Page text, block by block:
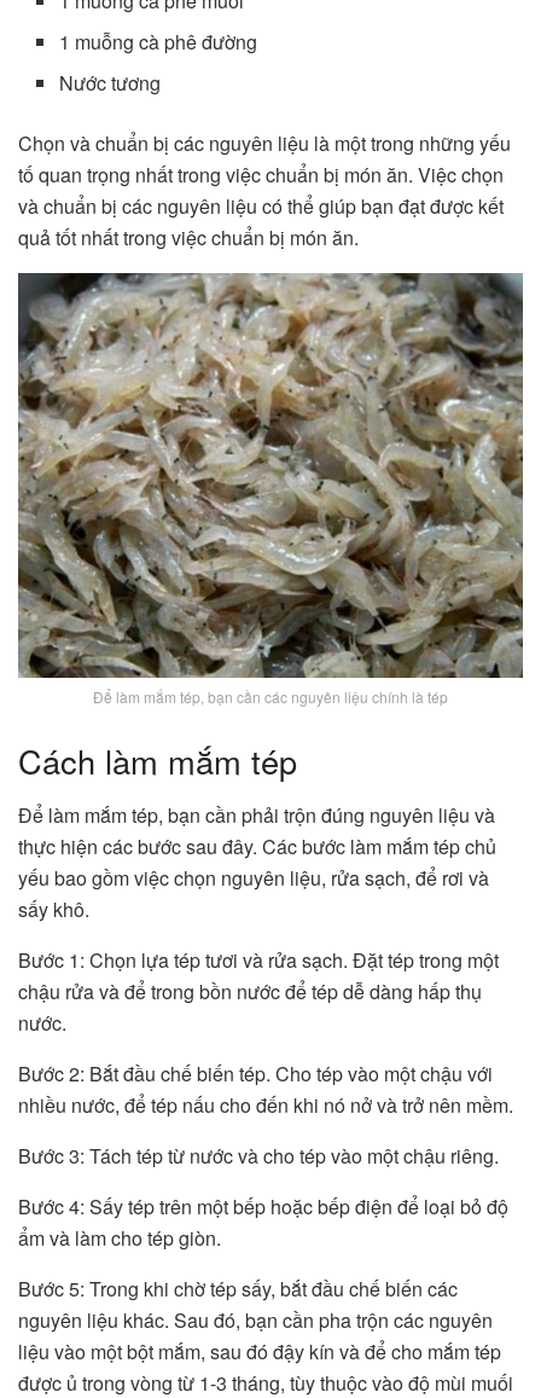
1 muỗng cà phê đường
Nước tương
Chọn và chuẩn bị các nguyên liệu là một trong những yếu
tố quan trọng nhất trong việc chuẩn bị món ăn. Việc chọn
và chuẩn bị các nguyên liệu có thể giúp bạn đạt được kết
quả tốt nhất trong việc chuẩn bị món ăn.
Để làm mắm tép, bạn cần các nguyên liệu chính là tép
Cách làm mắm tép
Để làm mắm tép, bạn cần phải trộn đúng nguyên liệu và
thực hiện các bước sau đây. Các bước làm mắm tép chủ
yếu bao gồm việc chọn nguyên liệu, rửa sạch, để rơi và
sấy khô.
Bước 1: Chọn lựa tép tươi và rửa sạch. Đặt tép trong một
chậu rửa và để trong bồn nước để tép dễ dàng hấp thụ
nước.
Bước 2: Bắt đầu chế biến tép. Cho tép vào một chậu với
nhiều nước, để tép nấu cho đến khi nó nở và trở nên mềm.
Bước 3: Tách tép từ nước và cho tép vào một chậu riêng.
Bước 4: Sấy tép trên một bếp hoặc bếp điện để loại bỏ độ
ẩm và làm cho tép giòn.
Bước 5: Trong khi chờ tép sấy, bắt đầu chế biến các
nguyên liệu khác. Sau đó, bạn cần pha trộn các nguyên
liệu vào một bột mắm, sau đó đậy kín và để cho mắm tép
được ủ trong vòng từ 1-3 tháng, tùy thuộc vào độ mùi muối